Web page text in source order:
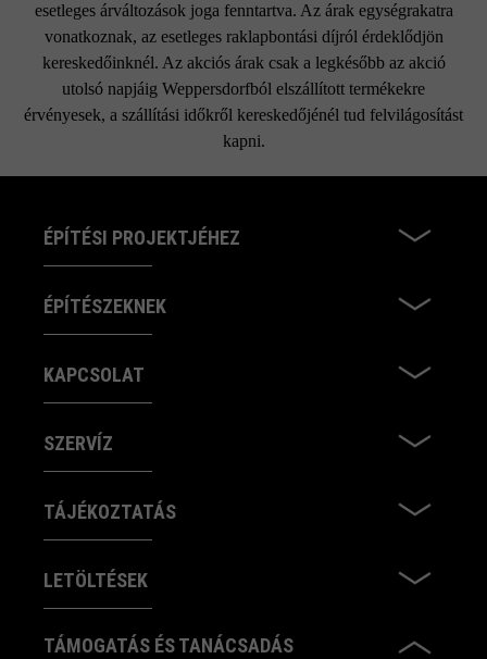
esetleges árváltozások joga fenntartva. Az árak egységrakatra
vonatkoznak, az esetleges raklapbontási díjról érdeklődjön
kereskedőinknél. Az akciós árak csak a legkésőbb az akció
utolsó napjáig Weppersdorfból elszállított termékekre
érvényesek, a szállítási időkről kereskedőjénél tud felvilágosítást
kapni.
ÉPÍTÉSI PROJEKTJÉHEZ
ÉPÍTÉSZEKNEK
KAPCSOLAT
SZERVÍZ
TÁJÉKOZTATÁS
LETÖLTÉSEK
TÁMOGATÁS ÉS TANÁCSADÁS